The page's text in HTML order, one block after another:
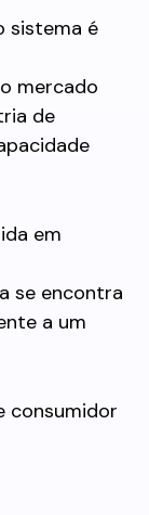
sistema é
mercado
de
em
se encontra
a um
consumidor